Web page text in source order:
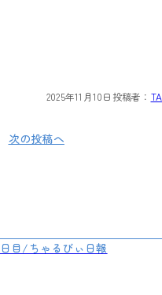
2025年11月10日 投稿者： TA
次の投稿へ
目/ちゃるびぃ日報